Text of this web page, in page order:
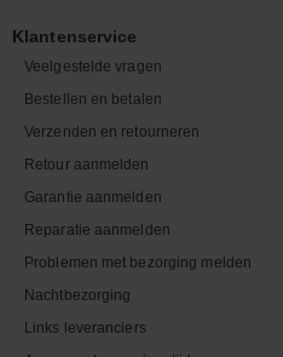
Klantenservice
Veelgestelde vragen
Bestellen en betalen
Verzenden en retourneren
Retour aanmelden
Garantie aanmelden
Reparatie aanmelden
Problemen met bezorging melden
Nachtbezorging
Links leveranciers